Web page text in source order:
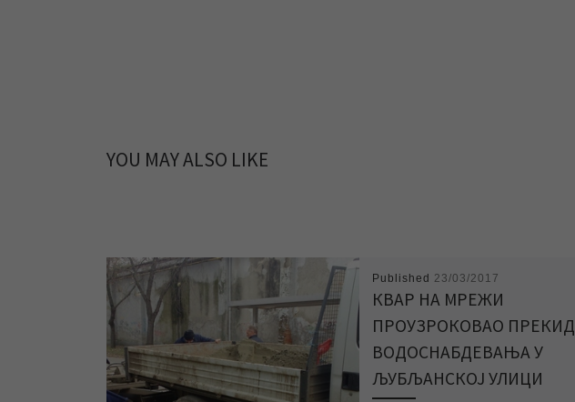
YOU MAY ALSO LIKE
Published 23/03/2017
КВАР НА МРЕЖИ
ПРОУЗРОКОВАО ПРЕКИД
ВОДОСНАБДЕВАЊА У
ЉУБЉАНСКОЈ УЛИЦИ